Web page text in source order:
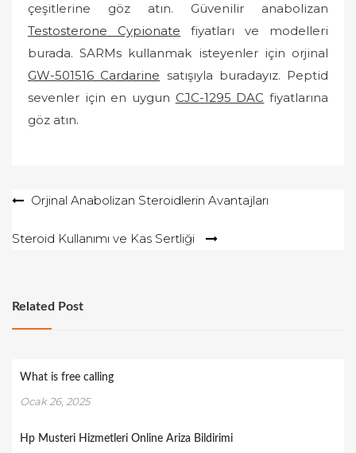
çeşitlerine göz atın. Güvenilir anabolizan
Testosterone Cypionate fiyatları ve modelleri
burada. SARMs kullanmak isteyenler için orjinal
GW-501516 Cardarine satışıyla buradayız. Peptid
sevenler için en uygun CJC-1295 DAC fiyatlarına
göz atın.
YazıOrjinal Anabolizan Steroidlerin Avantajları
Steroid Kullanımı ve Kas Sertliği
Related Post
What is free calling
Ocak 26, 2025
Hp Musteri Hizmetleri Online Ariza Bildirimi